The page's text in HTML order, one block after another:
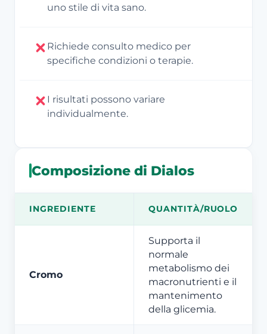
uno stile di vita sano.
Richiede consulto medico per
specifiche condizioni o terapie.
I risultati possono variare
individualmente.
Composizione di Dialos
INGREDIENTE QUANTITÀ/RUOLO
Cromo
Supporta il
normale
metabolismo dei
macronutrienti e il
mantenimento
della glicemia.